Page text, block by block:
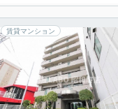
賃貸マンション